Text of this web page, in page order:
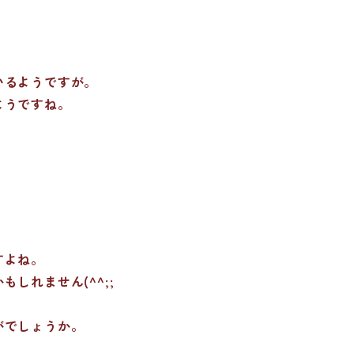
ようですが。
ですね。
ね。
もしれません(^^;;
しょうか。